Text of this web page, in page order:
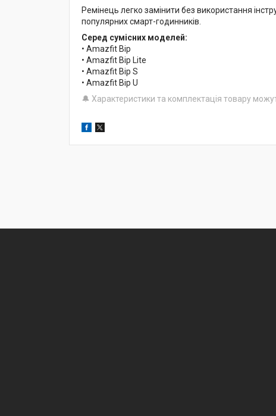
Ремінець легко замінити без використання
популярних смарт-годинників.
Серед сумісних моделей:
• Amazfit Bip
• Amazfit Bip Lite
• Amazfit Bip S
• Amazfit Bip U
🔔 Характеристики та комплектація товару